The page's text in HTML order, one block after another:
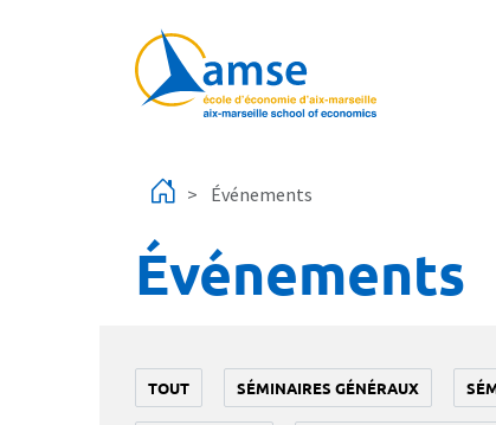
Événements
Événements
TOUT SÉMINAIRES GÉNÉRAUX